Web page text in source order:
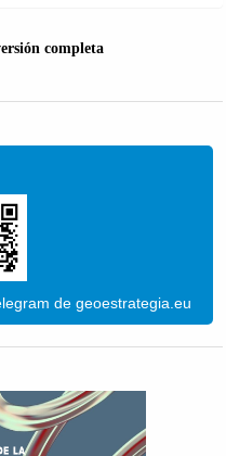
completa
de geoestrategia.eu